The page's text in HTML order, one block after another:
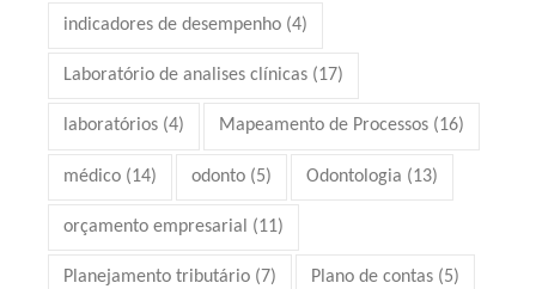
indicadores de desempenho (4)
Laboratório de analises clínicas (17)
laboratórios (4) Mapeamento de Processos (16)
médico (14) odonto (5) Odontologia (13)
orçamento empresarial (11)
Planejamento tributário (7) Plano de contas (5)